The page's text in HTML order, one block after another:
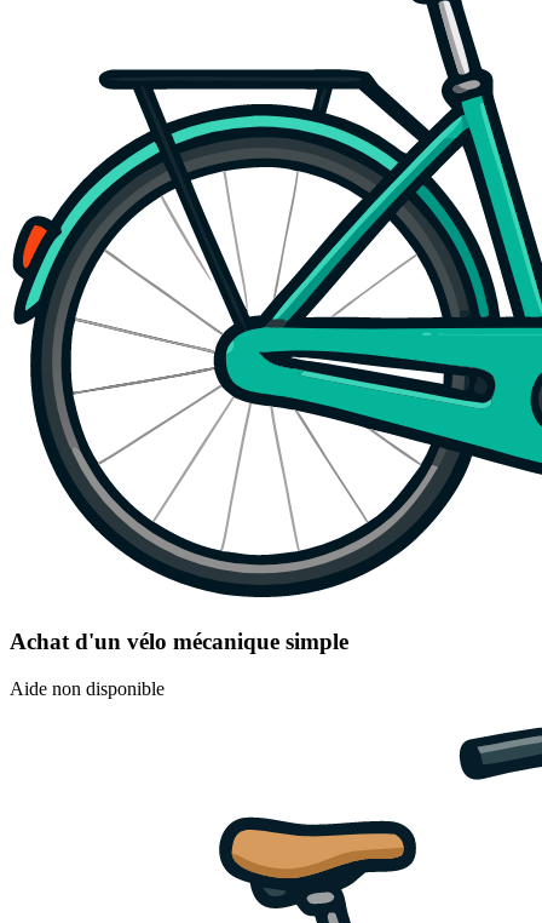
Achat d'un vélo mécanique simple
Aide non disponible